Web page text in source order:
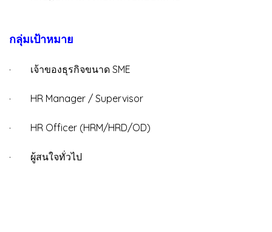
กลุ่มเป้าหมาย
· เจ้าของธุรกิจขนาด SME
· HR Manager / Supervisor
· HR Officer (HRM/HRD/OD)
· ผู้สนใจทั่วไป